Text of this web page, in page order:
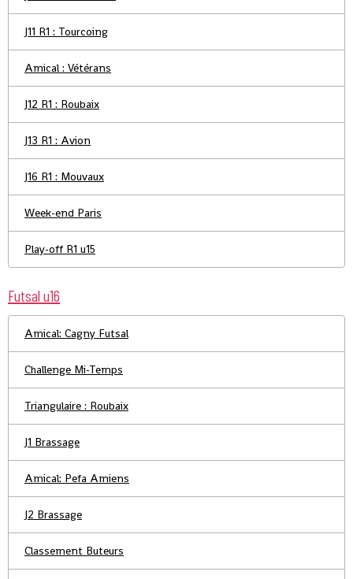
J11 R1 : Tourcoing
Amical : Vétérans
J12 R1 : Roubaix
J13 R1 : Avion
J16 R1 : Mouvaux
Week-end Paris
Play-off R1 u15
Futsal u16
Amical: Cagny Futsal
Challenge Mi-Temps
Triangulaire : Roubaix
J1 Brassage
Amical: Pefa Amiens
J2 Brassage
Classement Buteurs